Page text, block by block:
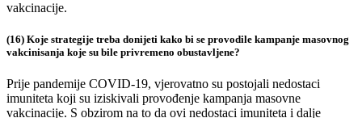
vakcinacije.
(16) Koje strategije treba donijeti kako bi se provodile kampanje masovnog
vakcinisanja koje su bile privremeno obustavljene?
Prije pandemije COVID-19, vjerovatno su postojali nedostaci
imuniteta koji su iziskivali provođenje kampanja masovne
vakcinacije. S obzirom na to da ovi nedostaci imuniteta i dalje